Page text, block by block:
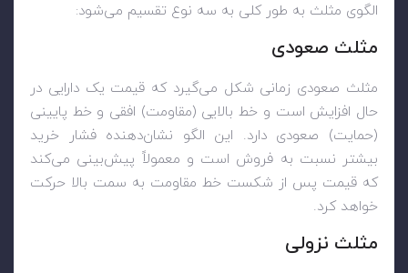
الگوی مثلث به طور کلی به سه نوع تقسیم می‌شود:
مثلث صعودی
مثلث صعودی زمانی شکل می‌گیرد که قیمت یک دارایی در
حال افزایش است و خط بالایی (مقاومت) افقی و خط پایینی
(حمایت) صعودی دارد. این الگو نشان‌دهنده فشار خرید
بیشتر نسبت به فروش است و معمولاً پیش‌بینی می‌کند
که قیمت پس از شکست خط مقاومت به سمت بالا حرکت
خواهد کرد.
مثلث نزولی